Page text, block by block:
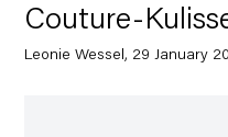
Couture-
Leonie Wessel, 29 January